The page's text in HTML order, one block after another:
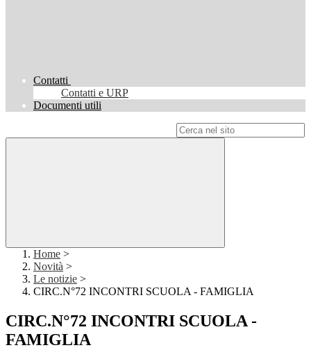
Contatti
Contatti e URP
Documenti utili
Home >
Novità >
Le notizie >
CIRC.N°72 INCONTRI SCUOLA - FAMIGLIA
CIRC.N°72 INCONTRI SCUOLA -
FAMIGLIA